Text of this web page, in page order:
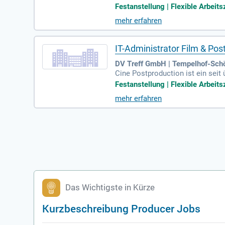
ativen Umfeld mit etwa 15
mit innovativen
ende. Unsere Software stammt
e IT-Umgebung, die alles
Festanstellung | Flexible
mehr erfahren
IT-Administrator Film &
DV Treff GmbH | Tempelhof-
Cine Postproduction ist ein seit
bietet ein eigenes Kino und ein
innovative Softwarelösungen.
Plattform für Streaming und
ktur garantieren wir optimale
Festanstellung | Flexible
mehr erfahren
Das Wichtigste in Kürze
Kurzbeschreibung Producer Jobs